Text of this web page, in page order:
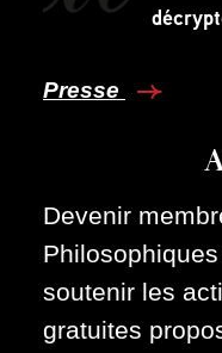
Presse
Devenir
soutenir les
gratuites